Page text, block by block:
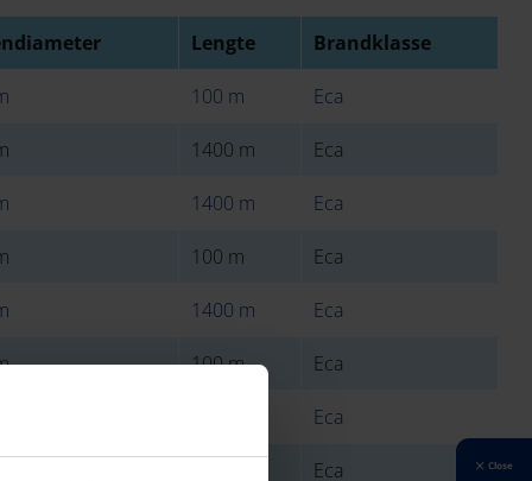
Lengte Brandklasse
100 m Eca
1400 m Eca
1400 m Eca
100 m Eca
1400 m Eca
100 m Eca
Eca
Eca Close